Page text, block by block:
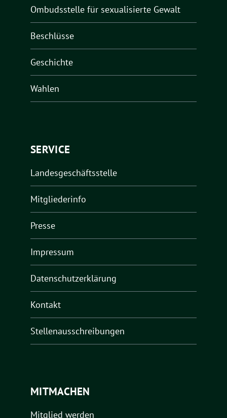
Ombudsstelle für sexualisierte Gewalt
Beschlüsse
Geschichte
Wahlen
SERVICE
Landesgeschäftsstelle
Mitgliederinfo
Presse
Impressum
Datenschutzerklärung
Kontakt
Stellenausschreibungen
MITMACHEN
Mitglied werden